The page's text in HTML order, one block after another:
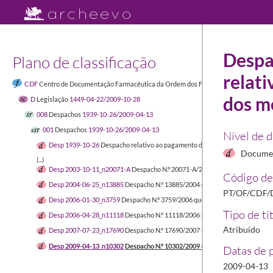
Plano de classificação
CDFCentro de Documentação Farmacêutica da Ordem dos Farmacêuticos
1449-04-
D Legislação 1449-04-22/2009-10-28
008 Despachos 1939-10-26/2009-04-13
001 Despachos 1939-10-26/2009-04-13
Desp 1939-10-26 Despacho relativo ao pagamento das quotas a que
(...)
Desp 2003-10-11_n20071-A Despacho N.º 20071-A/2003 relativo à
Desp 2004-06-25_n13885 Despacho N.º 13885/2004 que regula o
Desp 2006-01-30_n3759 Despacho N.º 3759/2006 que reclassifica algumas
Desp 2006-04-28_n11118 Despacho N.º 11118/2006 relativo à passagem de
Desp 2007-07-23_n17690 Despacho N.º 17690/2007 relativo ao Grupo de
Desp 2009-04-13_n10302Despacho N.º 10302/2009 que aprova as regras
dos
Nível de
Código
PT/OF/
Tipo de
Atribuído
Datas de
2009-04-13